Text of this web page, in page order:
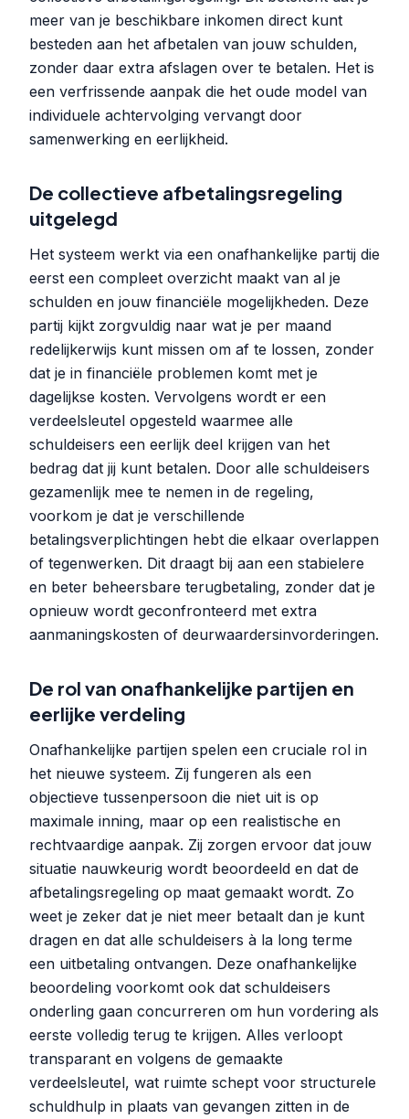
meer van je beschikbare inkomen direct kunt
besteden aan het afbetalen van jouw schulden,
zonder daar extra afslagen over te betalen. Het is
een verfrissende aanpak die het oude model van
individuele achtervolging vervangt door
samenwerking en eerlijkheid.
De collectieve afbetalingsregeling
uitgelegd
Het systeem werkt via een onafhankelijke partij die
eerst een compleet overzicht maakt van al je
schulden en jouw financiële mogelijkheden. Deze
partij kijkt zorgvuldig naar wat je per maand
redelijkerwijs kunt missen om af te lossen, zonder
dat je in financiële problemen komt met je
dagelijkse kosten. Vervolgens wordt er een
verdeelsleutel opgesteld waarmee alle
schuldeisers een eerlijk deel krijgen van het
bedrag dat jij kunt betalen. Door alle schuldeisers
gezamenlijk mee te nemen in de regeling,
voorkom je dat je verschillende
betalingsverplichtingen hebt die elkaar overlappen
of tegenwerken. Dit draagt bij aan een stabielere
en beter beheersbare terugbetaling, zonder dat je
opnieuw wordt geconfronteerd met extra
aanmaningskosten of deurwaardersinvorderingen.
De rol van onafhankelijke partijen en
eerlijke verdeling
Onafhankelijke partijen spelen een cruciale rol in
het nieuwe systeem. Zij fungeren als een
objectieve tussenpersoon die niet uit is op
maximale inning, maar op een realistische en
rechtvaardige aanpak. Zij zorgen ervoor dat jouw
situatie nauwkeurig wordt beoordeeld en dat de
afbetalingsregeling op maat gemaakt wordt. Zo
weet je zeker dat je niet meer betaalt dan je kunt
dragen en dat alle schuldeisers à la long terme
een uitbetaling ontvangen. Deze onafhankelijke
beoordeling voorkomt ook dat schuldeisers
onderling gaan concurreren om hun vordering als
eerste volledig terug te krijgen. Alles verloopt
transparant en volgens de gemaakte
verdeelsleutel, wat ruimte schept voor structurele
schuldhulp in plaats van gevangen zitten in de